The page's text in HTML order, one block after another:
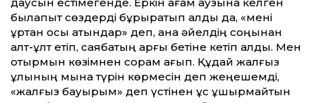
даусын естімегенде. Еркін ағам аузына келген
былапыт сөздерді бұрқыратып алды да, «мені
құртқан осы қатындар» деп, ана әйелдің соңынан
қалт-құлт етіп, саябақтың арғы бетіне кетіп қалды. Мен
отырмын көзімнен сорам ағып. Құдай жалғыз
ұлының мына түрін көрмесін деп жеңешемді,
«жалғыз бауырым» деп үстінен құс ұшырмайтын